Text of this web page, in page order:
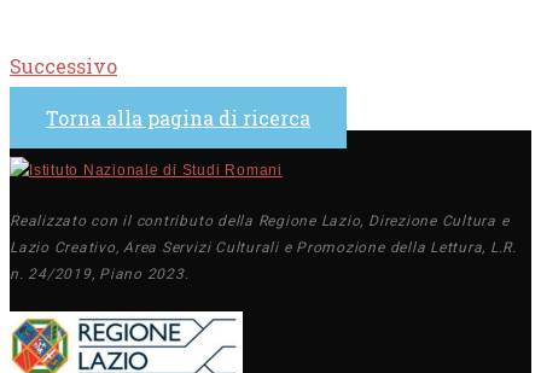
Successivo
Torna alla pagina di ricerca
Realizzato con il contributo della Regione Lazio, Direzione Cultura e
Lazio Creativo, Area Servizi Culturali e Promozione della Lettura, L.R.
n. 24/2019, Piano 2023.